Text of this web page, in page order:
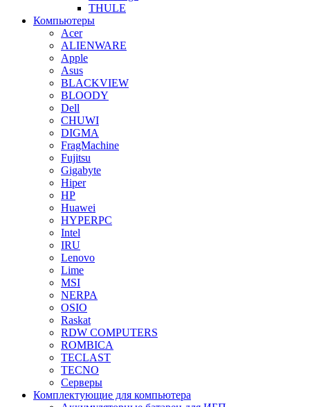
THULE
Компьютеры
Acer
ALIENWARE
Apple
Asus
BLACKVIEW
BLOODY
Dell
CHUWI
DIGMA
FragMachine
Fujitsu
Gigabyte
Hiper
HP
Huawei
HYPERPC
Intel
IRU
Lenovo
Lime
MSI
NERPA
OSIO
Raskat
RDW COMPUTERS
ROMBICA
TECLAST
TECNO
Серверы
Комплектующие для компьютера